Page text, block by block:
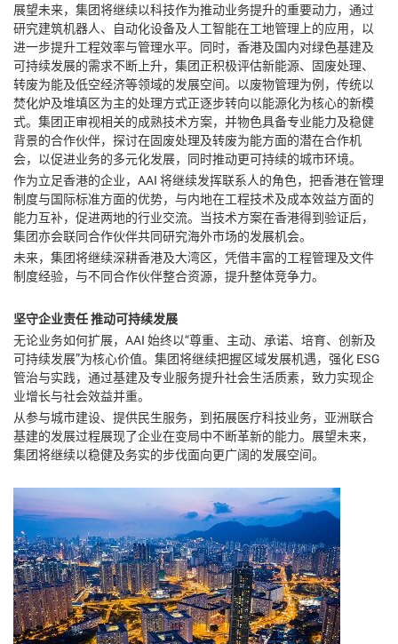
展望未来，集团将继续以科技作为推动业务提升的重要动力，通过
研究建筑机器人、自动化设备及人工智能在工地管理上的应用，以
进一步提升工程效率与管理水平。同时，香港及国内对绿色基建及
可持续发展的需求不断上升，集团正积极评估新能源、固废处理、
转废为能及低空经济等领域的发展空间。以废物管理为例，传统以
焚化炉及堆填区为主的处理方式正逐步转向以能源化为核心的新模
式。集团正审视相关的成熟技术方案，并物色具备专业能力及稳健
背景的合作伙伴，探讨在固废处理及转废为能方面的潜在合作机
会，以促进业务的多元化发展，同时推动更可持续的城市环境。
作为立足香港的企业，AAI 将继续发挥联系人的角色，把香港在管理
制度与国际标准方面的优势，与内地在工程技术及成本效益方面的
能力互补，促进两地的行业交流。当技术方案在香港得到验证后，
集团亦会联同合作伙伴共同研究海外市场的发展机会。
未来，集团将继续深耕香港及大湾区，凭借丰富的工程管理及文件
制度经验，与不同合作伙伴整合资源，提升整体竞争力。
坚守企业责任 推动可持续发展
无论业务如何扩展，AAI 始终以“尊重、主动、承诺、培育、创新及
可持续发展”为核心价值。集团将继续把握区域发展机遇，强化 ESG
管治与实践，通过基建及专业服务提升社会生活质素，致力实现企
业增长与社会效益并重。
从参与城市建设、提供民生服务，到拓展医疗科技业务，亚洲联合
基建的发展过程展现了企业在变局中不断革新的能力。展望未来，
集团将继续以稳健及务实的步伐面向更广阔的发展空间。